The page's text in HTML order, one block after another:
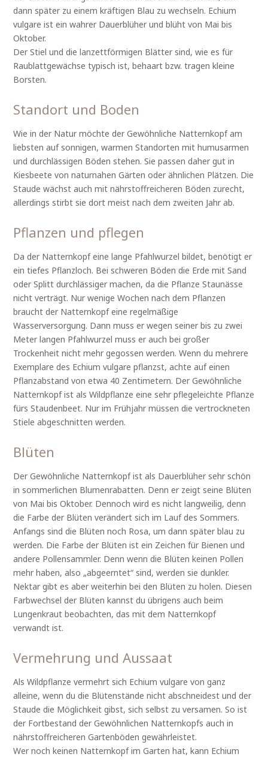
dann später zu einem kräftigen Blau zu wechseln. Echium
vulgare ist ein wahrer Dauerblüher und blüht von Mai bis
Oktober.
Der Stiel und die lanzettförmigen Blätter sind, wie es für
Raublattgewächse typisch ist, behaart bzw. tragen kleine
Borsten.
Standort und Boden
Wie in der Natur möchte der Gewöhnliche Natternkopf am
liebsten auf sonnigen, warmen Standorten mit humusarmen
und durchlässigen Böden stehen. Sie passen daher gut in
Kiesbeete von naturnahen Gärten oder ähnlichen Plätzen. Die
Staude wächst auch mit nährstoffreicheren Böden zurecht,
allerdings stirbt sie dort meist nach dem zweiten Jahr ab.
Pflanzen und pflegen
Da der Natternkopf eine lange Pfahlwurzel bildet, benötigt er
ein tiefes Pflanzloch. Bei schweren Böden die Erde mit Sand
oder Splitt durchlässiger machen, da die Pflanze Staunässe
nicht verträgt. Nur wenige Wochen nach dem Pflanzen
braucht der Natternkopf eine regelmäßige
Wasserversorgung. Dann muss er wegen seiner bis zu zwei
Meter langen Pfahlwurzel muss er auch bei großer
Trockenheit nicht mehr gegossen werden. Wenn du mehrere
Exemplare des Echium vulgare pflanzst, achte auf einen
Pflanzabstand von etwa 40 Zentimetern. Der Gewöhnliche
Natternkopf ist als Wildpflanze eine sehr pflegeleichte Pflanze
fürs Staudenbeet. Nur im Frühjahr müssen die vertrockneten
Stiele abgeschnitten werden.
Blüten
Der Gewöhnliche Natternkopf ist als Dauerblüher sehr schön
in sommerlichen Blumenrabatten. Denn er zeigt seine Blüten
von Mai bis Oktober. Dennoch wird es nicht langweilig, denn
die Farbe der Blüten verändert sich im Lauf des Sommers.
Anfangs sind die Blüten noch Rosa, um dann später blau zu
werden. Die Farbe der Blüten ist ein Zeichen für Bienen und
andere Pollensammler. Denn wenn die Blüten keinen Pollen
mehr haben, also „abgeerntet“ sind, werden sie dunkler.
Nektar gibt es aber weiterhin bei den Blüten zu holen. Diesen
Farbwechsel der Blüten kannst du übrigens auch beim
Lungenkraut beobachten, das mit dem Natternkopf
verwandt ist.
Vermehrung und Aussaat
Als Wildpflanze vermehrt sich Echium vulgare von ganz
alleine, wenn du die Blütenstände nicht abschneidest und der
Staude die Möglichkeit gibst, sich selbst zu versamen. So ist
der Fortbestand der Gewöhnlichen Natternkopfs auch in
nährstoffreicheren Gartenböden gewährleistet.
Wer noch keinen Natternkopf im Garten hat, kann Echium